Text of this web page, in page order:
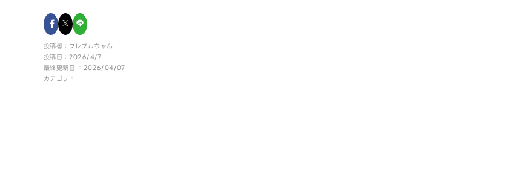
投稿者：フレブルちゃん
投稿日：2026/4/7
最終更新日 ：2026/04/07
カテゴリ：